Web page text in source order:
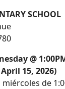
SCHOOL
@
15, 2026)
de